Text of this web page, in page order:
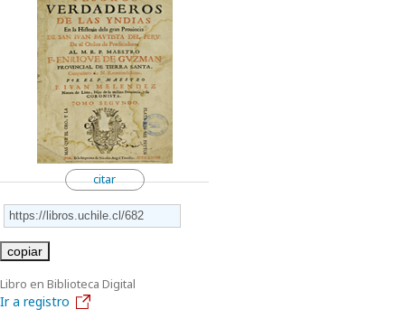
citar
copiar
Libro en Biblioteca Digital
Ir a registro